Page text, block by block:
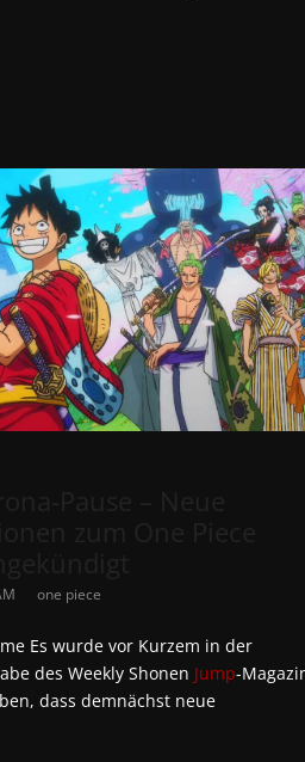
one piece
Es wurde vor Kurzem in der
des Weekly Shonen Jump-
dass demnächst neue